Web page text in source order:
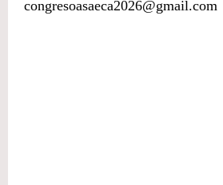
congresoasaeca2026@gmail.com